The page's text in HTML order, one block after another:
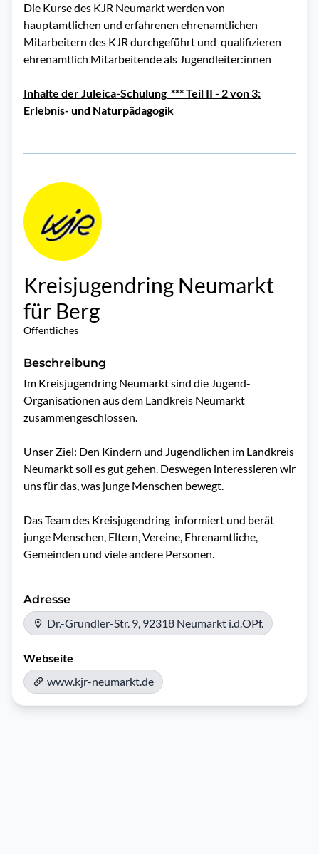
Die Kurse des KJR Neumarkt werden von
hauptamtlichen und erfahrenen ehrenamtlichen
Mitarbeitern des KJR durchgeführt und qualifizieren
ehrenamtlich Mitarbeitende als Jugendleiter:innen
Inhalte der Juleica-Schulung *** Teil II - 2 von 3:
Erlebnis- und Naturpädagogik
Kreisjugendring Neumarkt
für Berg
Öffentliches
Beschreibung
Im Kreisjugendring Neumarkt sind die Jugend-
Organisationen aus dem Landkreis Neumarkt
zusammengeschlossen.
Unser Ziel: Den Kindern und Jugendlichen im Landkreis
Neumarkt soll es gut gehen. Deswegen interessieren wir
uns für das, was junge Menschen bewegt.
Das Team des Kreisjugendring  informiert und berät
junge Menschen, Eltern, Vereine, Ehrenamtliche,
Gemeinden und viele andere Personen.
Adresse
Dr.-Grundler-Str. 9, 92318 Neumarkt i.d.OPf.
Webseite
www.kjr-neumarkt.de